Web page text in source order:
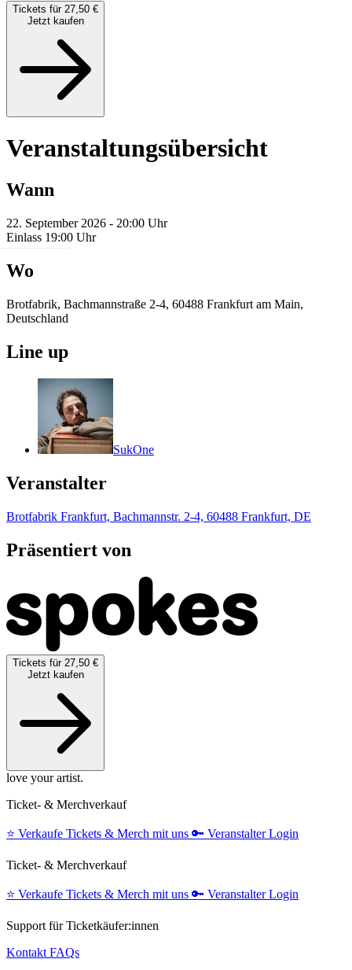
Tickets für 27,50 €
Jetzt kaufen
Veranstaltungsübersicht
Wann
22. September 2026 - 20:00 Uhr
Einlass 19:00 Uhr
Wo
Brotfabrik, Bachmannstraße 2-4, 60488 Frankfurt am Main,
Deutschland
Line up
SukOne
Veranstalter
Brotfabrik Frankfurt, Bachmannstr. 2-4, 60488 Frankfurt, DE
Präsentiert von
Tickets für 27,50 €
Jetzt kaufen
love your artist.
Ticket- & Merchverkauf
⭐️ Verkaufe Tickets & Merch mit uns 🔑 Veranstalter Login
Ticket- & Merchverkauf
⭐️ Verkaufe Tickets & Merch mit uns 🔑 Veranstalter Login
Support für Ticketkäufer:innen
Kontakt FAQs